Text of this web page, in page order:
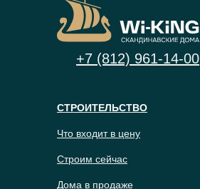
Дома в продаже
Строим сейчас
Что входит в цену
СТРОИТЕЛЬСТВО
+7 (812) 961-14-00